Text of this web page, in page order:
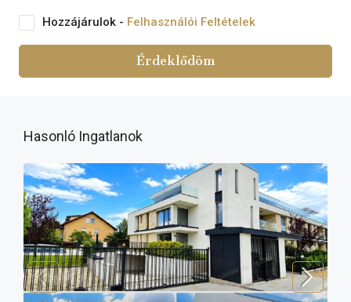
Hozzájárulok - Felhasználói Feltételek
Érdeklődöm
Hasonló Ingatlanok